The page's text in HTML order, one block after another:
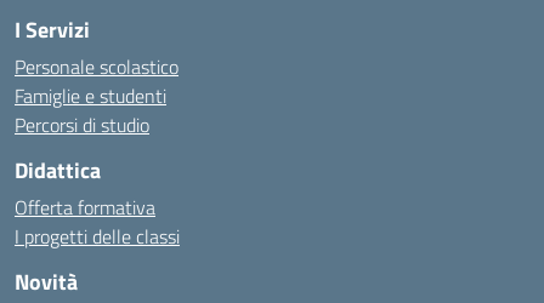
I Servizi
Personale scolastico
Famiglie e studenti
Percorsi di studio
Didattica
Offerta formativa
I progetti delle classi
Novità